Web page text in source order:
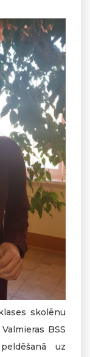
skolēnu
BSS
uz